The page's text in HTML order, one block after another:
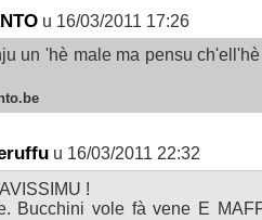
u 16/03/2011 17:26
un 'hè male ma pensu
u 16/03/2011 22:32
!
Bucchini vole fà vene E